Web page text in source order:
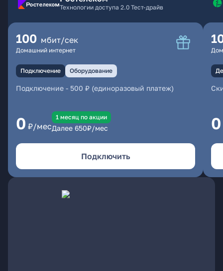
Технологии доступа 2.0 Тест-драйв
100 мбит/сек
Домашний интернет
Подключение Оборудование
Подключение - 500 ₽ (единоразовый платеж)
0 ₽/мес
1 месяц по акции
Далее 650₽/мес
Подключить
0